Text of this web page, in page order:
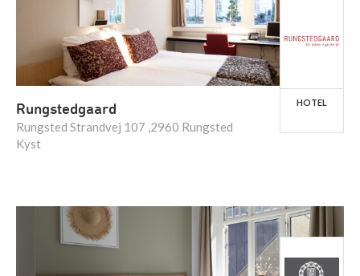
Rungstedgaard
Rungsted Strandvej 107 ,2960 Rungsted
Kyst
HOTEL